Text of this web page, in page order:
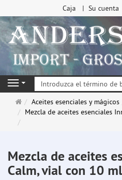
Caja Su cuenta
Navigation
Página
de
Aceites esenciales y mágicos
Mezcla de aceites esenciales
Mezcla de aceites
Calm, vial con 10 ml